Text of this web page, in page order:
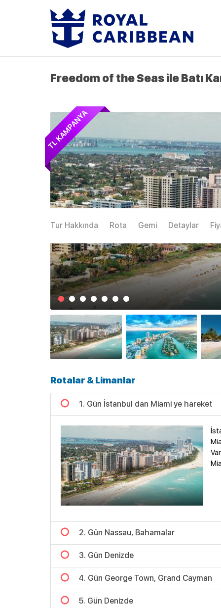
Freedom of the Seas ile Batı
TL KAMPANYA
Tur Hakkında Rota Gemi Detaylar
Rotalar & Limanlar
1. Gün İstanbul dan Miami ye hareket
2. Gün Nassau, Bahamalar
3. Gün Denizde
4. Gün George Town, Grand Cayman
5. Gün Denizde